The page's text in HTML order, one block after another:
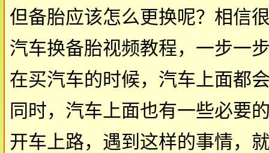
但备胎应该怎么更换呢？相信
汽车换备胎视频教程，一步一
在买汽车的时候，汽车上面都
同时，汽车上面也有一些必要
开车上路，遇到这样的事情，